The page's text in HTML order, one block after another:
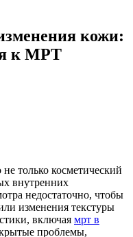
кожи:
к МРТ
только косметический
внутренних
недостаточно, чтобы
изменения текстуры
включая мрт в
проблемы,